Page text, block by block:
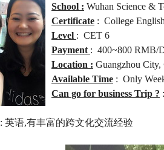
School : Wuhan Science &
Certificate : College
Level : CET 6
Payment : 400~800 RMB/
Location : Guangzhou City,
Available Time : Only
Can go for business Trip ?
: 英语,有丰富的跨文化交流经验